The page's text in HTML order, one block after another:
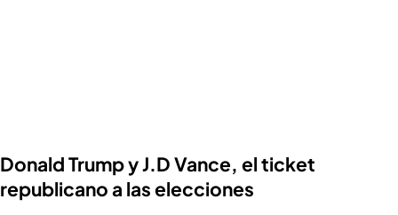
Donald Trump y J.D Vance, el ticket
republicano a las elecciones